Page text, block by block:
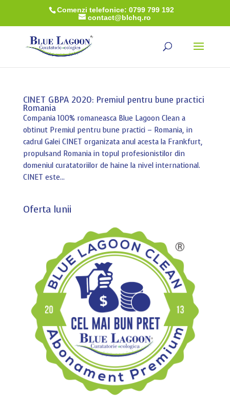
Comenzi telefonice: 0799 799 192
contact@blchq.ro
CINET GBPA 2020: Premiul pentru bune practici
Romania
Compania 100% romaneasca Blue Lagoon Clean a
obtinut Premiul pentru bune practici – Romania, in
cadrul Galei CINET organizata anul acesta la Frankfurt,
propulsand Romania in topul profesionistilor din
domeniul curatatoriilor de haine la nivel international.
CINET este...
Oferta lunii